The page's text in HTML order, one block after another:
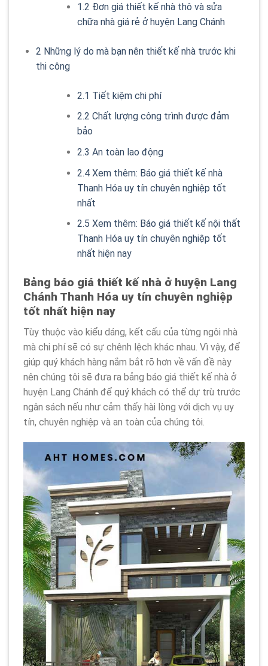
1.2 Đơn giá thiết kế nhà thô và sửa
chữa nhà giá rẻ ở huyện Lang Chánh
2 Những lý do mà bạn nên thiết kế nhà trước khi
thi công
2.1 Tiết kiệm chi phí
2.2 Chất lượng công trình được đảm
bảo
2.3 An toàn lao động
2.4Xem thêm: Báo giá thiết kế nhà
Thanh Hóa uy tín chuyên nghiệp tốt
nhất
2.5 Xem thêm: Báo giá thiết kế nội thất
Thanh Hóa uy tín chuyên nghiệp tốt
nhất hiện nay
Bảng báo giá thiết kế nhà ở huyện Lang
Chánh Thanh Hóa uy tín chuyên nghiệp
tốt nhất hiện nay
Tùy thuộc vào kiểu dáng, kết cấu của từng ngôi nhà
mà chi phí sẽ có sự chênh lệch khác nhau. Vì vậy, để
giúp quý khách hàng nắm bắt rõ hơn về vấn đề này
nên chúng tôi sẽ đưa ra bảng báo giá thiết kế nhà ở
huyện Lang Chánh để quý khách có thể dự trù trước
ngân sách nếu như cảm thấy hài lòng với dịch vụ uy
tín, chuyên nghiệp và an toàn của chúng tôi.